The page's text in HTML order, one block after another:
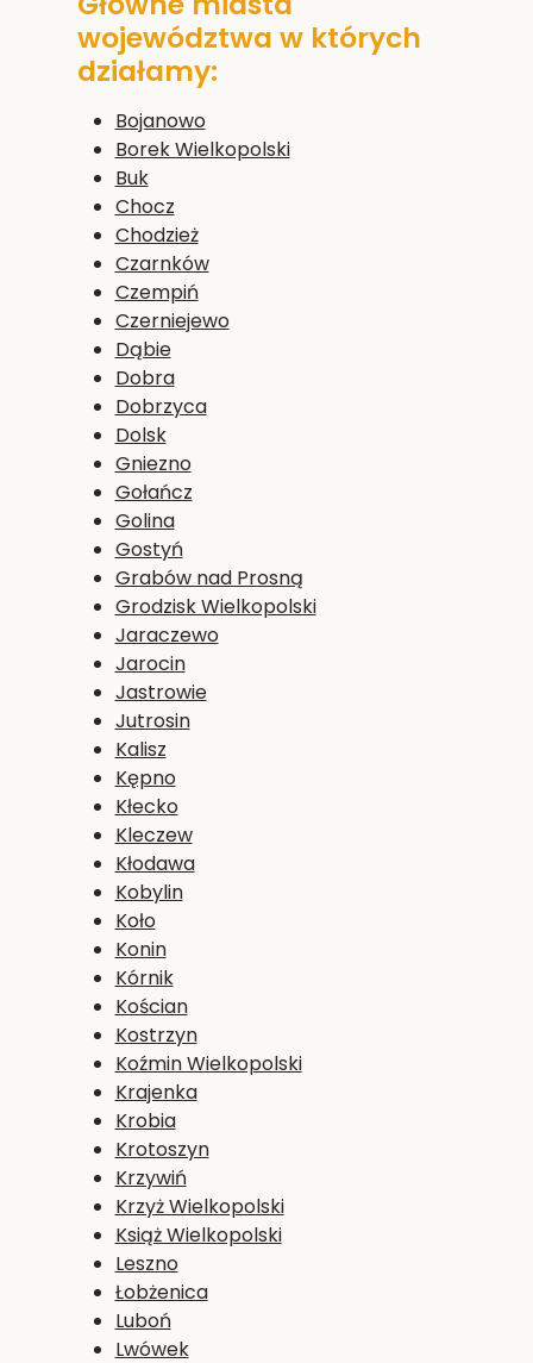
województwa w których
działamy:
Bojanowo
Borek Wielkopolski
Buk
Chocz
Chodzież
Czarnków
Czempiń
Czerniejewo
Dąbie
Dobra
Dobrzyca
Dolsk
Gniezno
Gołańcz
Golina
Gostyń
Grabów nad Prosną
Grodzisk Wielkopolski
Jaraczewo
Jarocin
Jastrowie
Jutrosin
Kalisz
Kępno
Kłecko
Kleczew
Kłodawa
Kobylin
Koło
Konin
Kórnik
Kościan
Kostrzyn
Koźmin Wielkopolski
Krajenka
Krobia
Krotoszyn
Krzywiń
Krzyż Wielkopolski
Książ Wielkopolski
Leszno
Łobżenica
Luboń
Lwówek